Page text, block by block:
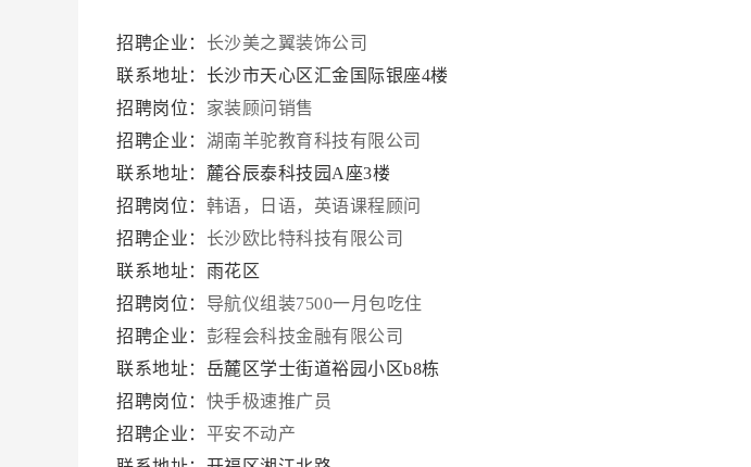
招聘企业： 长沙美之翼装饰公司
联系地址：长沙市天心区汇金国际银座4楼
招聘岗位： 家装顾问销售
招聘企业： 湖南羊驼教育科技有限公司
联系地址：麓谷辰泰科技园A座3楼
招聘岗位： 韩语，日语，英语课程顾问
招聘企业： 长沙欧比特科技有限公司
联系地址：雨花区
招聘岗位： 导航仪组装7500一月包吃住
招聘企业： 彭程会科技金融有限公司
联系地址：岳麓区学士街道裕园小区b8栋
招聘岗位： 快手极速推广员
招聘企业： 平安不动产